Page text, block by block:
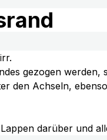
gezogen werden,
den Achseln,
darüber und